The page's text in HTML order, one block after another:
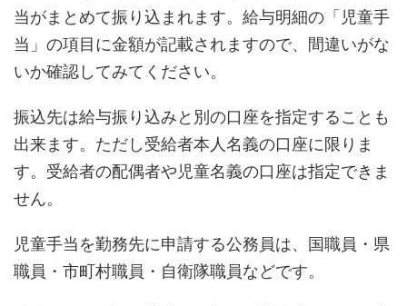
当がまとめて振り込まれます。給与明細の「児童手
当」の項目に金額が記載されますので、間違いがな
いか確認してみてください。
振込先は給与振り込みと別の口座を指定することも
出来ます。ただし受給者本人名義の口座に限りま
す。受給者の配偶者や児童名義の口座は指定できま
せん。
児童手当を勤務先に申請する公務員は、国職員・県
職員・市町村職員・自衛隊職員などです。